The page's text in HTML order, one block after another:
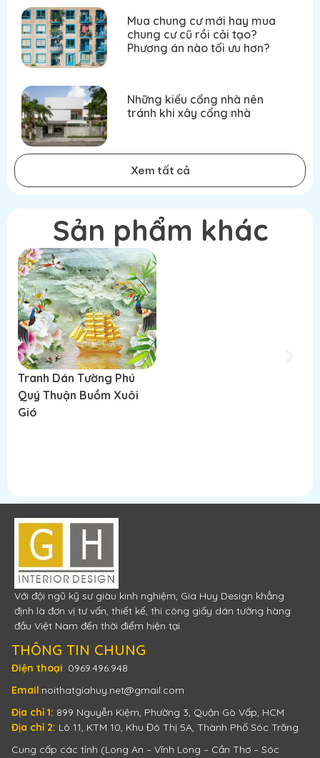
Mua chung cư mới hay mua
chung cư cũ rồi cải tạo?
Phương án nào tối ưu hơn?
Những kiểu cổng nhà nên
tránh khi xây cổng nhà
Xem tất cả
Sản phẩm khác
Tranh Dán Tường Phú
Quý Thuận Buồm Xuôi
Gió
Với đội ngũ kỹ sư giàu kinh nghiệm, Gia Huy Design khẳng
định là đơn vị tư vấn, thiết kế, thi công giấy dán tường hàng
đầu Việt Nam đến thời điểm hiện tại.
THÔNG TIN CHUNG
Điện thoại: 0969.496.948
Email:noithatgiahuy.net@gmail.com
Địa chỉ 1: 899 Nguyễn Kiệm, Phường 3, Quận Gò Vấp, HCM
Địa chỉ 2: Lô 11, KTM 10, Khu Đô Thị 5A, Thành Phố Sóc Trăng
Cung cấp các tỉnh (Long An – Vĩnh Long – Cần Thơ – Sóc